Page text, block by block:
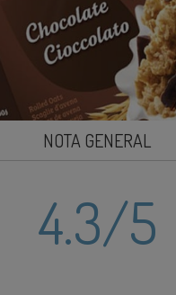
NOTA GENERAL
4.3/5